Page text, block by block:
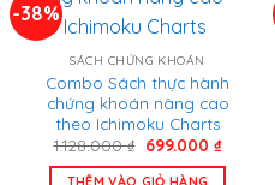
-38%
SÁCH CHỨNG KHOÁN
Combo Sách thực hành
chứng khoán nâng cao
theo Ichimoku Charts
1.128.000₫ Giá
là:
699.000 ₫Giá
tại